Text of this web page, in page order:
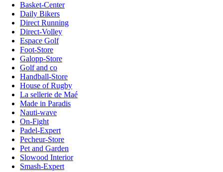
Basket-Center
Daily Bikers
Direct Running
Direct-Volley
Espace Golf
Foot-Store
Galopp-Store
Golf and co
Handball-Store
House of Rugby
La sellerie de Maé
Made in Paradis
Nauti-wave
On-Fight
Padel-Expert
Pecheur-Store
Pet and Garden
Slowood Interior
Smash-Expert